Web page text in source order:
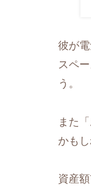
彼が
スペ
う。
また
かもし
資産